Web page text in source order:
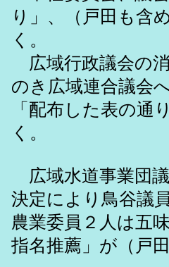
り」、（戸田も含
く。
広域行政議会の
のき広域連合議会
「配布した表の通
く。
広域水道事業団
決定により鳥谷議
農業委員２人は五
指名推薦」が（戸